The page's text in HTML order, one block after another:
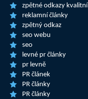
zpětné odkazy kvalitní
reklamní články
zpětný odkaz
seo webu
seo
levné pr články
pr levně
PR článek
PR články
PR články